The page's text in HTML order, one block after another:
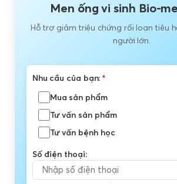
Men ống vi sinh Bio-
Hỗ trợ giảm triệu chứng rối loạn tiêu
người lớn.
Nhu cầu của bạn:*
Mua sản phẩm
Tư vấn sản phẩm
Tư vấn bệnh học
Số điện thoại: